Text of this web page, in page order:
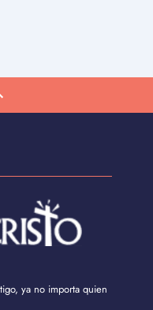
ya no importa quien